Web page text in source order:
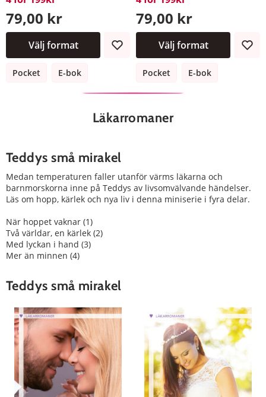
79,00 kr
Välj format
Pocket E-bok
79,00 kr
Välj format
Pocket E-bok
Läkarromaner
Teddys små mirakel
Medan temperaturen faller utanför värms läkarna och
barnmorskorna inne på Teddys av livsomvälvande händelser.
Läs om hopp, kärlek och nya liv i denna miniserie i fyra delar.
När hoppet vaknar (1)
Två världar, en kärlek (2)
Med lyckan i hand (3)
Mer än minnen (4)
Teddys små mirakel